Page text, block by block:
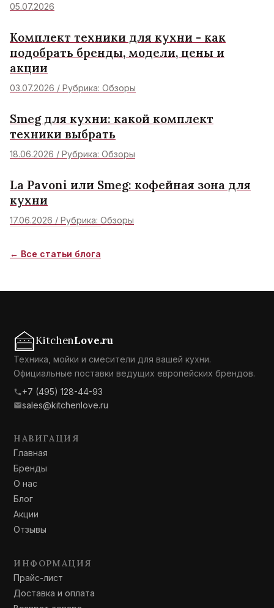
05.07.2026
Комплект техники для кухни - как
подобрать бренды, модели, цены и
акции
03.07.2026 / Рубрика: Обзоры
Smeg для кухни: какой комплект
техники выбрать
18.06.2026 / Рубрика: Обзоры
La Pavoni или Smeg: кофейная зона для
кухни
17.06.2026 / Рубрика: Обзоры
← Все статьи блога
KitchenLove.ru
Техника, мойки и смесители для вашей кухни.
Официальные поставки ведущих европейских брендов.
+7 (495) 128-44-93
sales@kitchenlove.ru
НАВИГАЦИЯ
Главная
Бренды
О нас
Блог
Акции
Отзывы
ИНФОРМАЦИЯ
Прайс-лист
Доставка и оплата